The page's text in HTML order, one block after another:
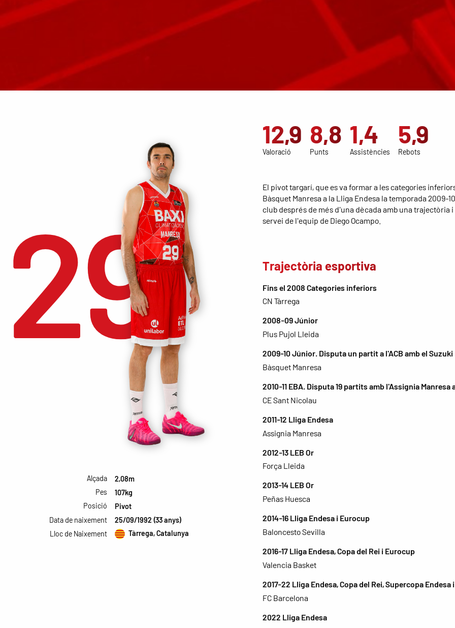
Alçada
2,08m
Pes
107kg
Posició
Pivot
Data de naixement
25/09/1992 (33 anys)
Lloc de Naixement
Tàrrega, Catalunya
Valoració
12,9
Punts
8,8
Assistències
1,4
Rebots
5,9
El pivot targarí, que es va formar a les categories
Bàsquet Manresa a la Lliga Endesa la temporada 2009-
club després de més d'una dècada amb una trajectòria i
servei de l'equip de Diego Ocampo.
Trajectòria esportiva
Fins el 2008 Categories inferiors
CN Tàrrega
2008-09 Júnior
Plus Pujol Lleida
2009-10 Júnior. Disputa un partit a l'ACB amb el Suzuki
Bàsquet Manresa
2010-11 EBA. Disputa 19 partits amb l'Assignia Manresa
CE Sant Nicolau
2011-12 Lliga Endesa
Assignia Manresa
2012-13 LEB Or
Força Lleida
2013-14 LEB Or
Peñas Huesca
2014-16 Lliga Endesa i Eurocup
Baloncesto Sevilla
2016-17 Lliga Endesa, Copa del Rei i Eurocup
Valencia Basket
2017-22 Lliga Endesa, Copa del Rei, Supercopa Endesa
FC Barcelona
2022 Lliga Endesa